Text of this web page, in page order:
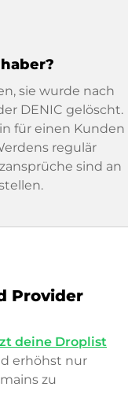
sie wurde nach
DENIC gelöscht.
für einen Kunden
regulär
sind an
Provider
deine Droplist
erhöhst nur
zu